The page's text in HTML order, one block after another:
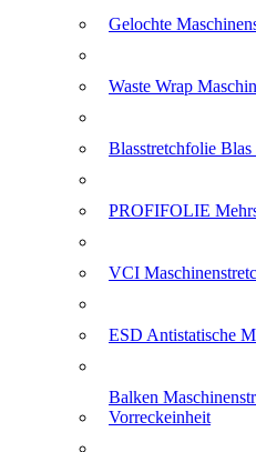
Gelochte
Waste Wrap
Blasstretchfolie
PROFIFOLIE
VCI
ESD Antistatische
Balken
Vorreckeinheit